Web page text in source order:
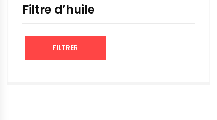
Filtre d’huile
FILTRER